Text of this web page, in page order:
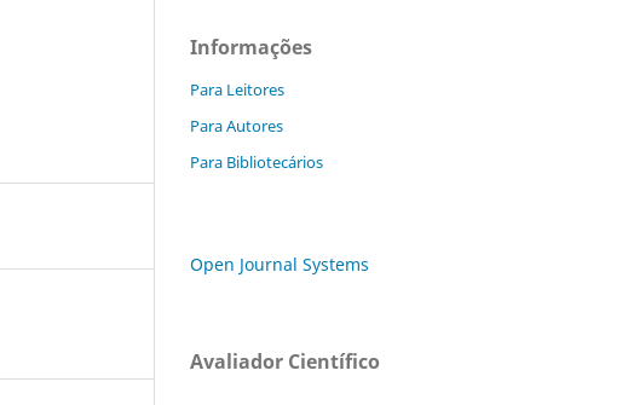
Informações
Para Leitores
Para Autores
Para Bibliotecários
Open Journal Systems
Avaliador Científico